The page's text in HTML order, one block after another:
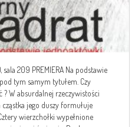
sala 209 PREMIERA Na podstawie
tym samym tytułem. Czy
? W absurdalnej rzeczywistości
jego duszy formułuje
wierzchołki wypełnione